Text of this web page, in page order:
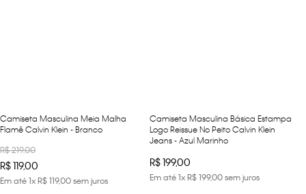
Camiseta Masculina Meia Malha
Flamê Calvin Klein - Branco
R$219,00
R$119,00
Em até1xR$119,00sem juros
Camiseta Masculina Básica Estampa
Logo Reissue No Peito Calvin Klein
Jeans - Azul Marinho
R$199,00
Em até1xR$199,00sem juros